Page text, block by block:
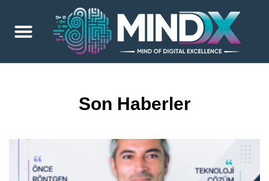
Son Haberler